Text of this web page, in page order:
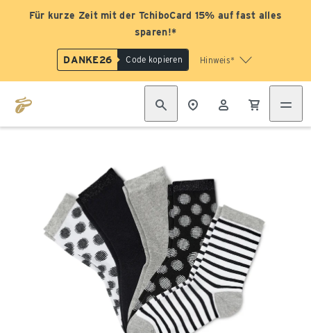
Für kurze Zeit mit der TchiboCard 15% auf fast alles
sparen!*
DANKE26 Code kopieren Hinweis*